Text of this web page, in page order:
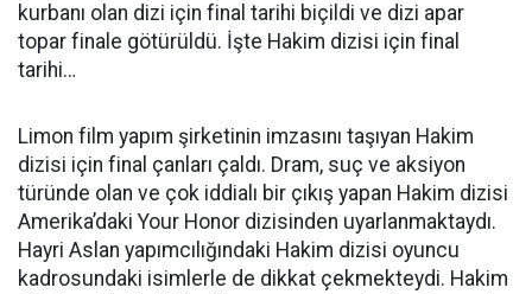
kurbanı olan dizi için final tarihi biçildi ve dizi apar
topar finale götürüldü. İşte Hakim dizisi için final
tarihi…
Limon film yapım şirketinin imzasını taşıyan Hakim
dizisi için final çanları çaldı. Dram, suç ve aksiyon
türünde olan ve çok iddialı bir çıkış yapan Hakim dizisi
Amerika’daki Your Honor dizisinden uyarlanmaktaydı.
Hayri Aslan yapımcılığındaki Hakim dizisi oyuncu
kadrosundaki isimlerle de dikkat çekmekteydi. Hakim